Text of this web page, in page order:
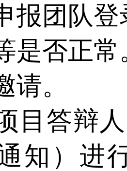
报团队
是否正
请。
目答辩
通知）